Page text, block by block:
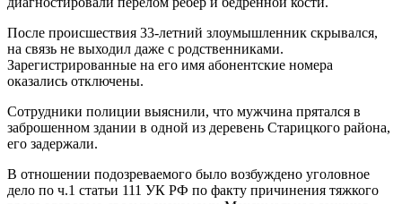
После происшествия 33-летний злоумышленник скрывался,
на связь не выходил даже с родственниками.
Зарегистрированные на его имя абонентские номера
оказались отключены.
Сотрудники полиции выяснили, что мужчина прятался в
заброшенном здании в одной из деревень Старицкого района,
его задержали.
В отношении подозреваемого было возбуждено уголовное
дело по ч.1 статьи 111 УК РФ по факту причинения тяжкого